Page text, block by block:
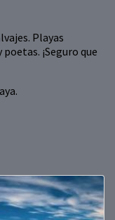
Playas
¡Seguro que